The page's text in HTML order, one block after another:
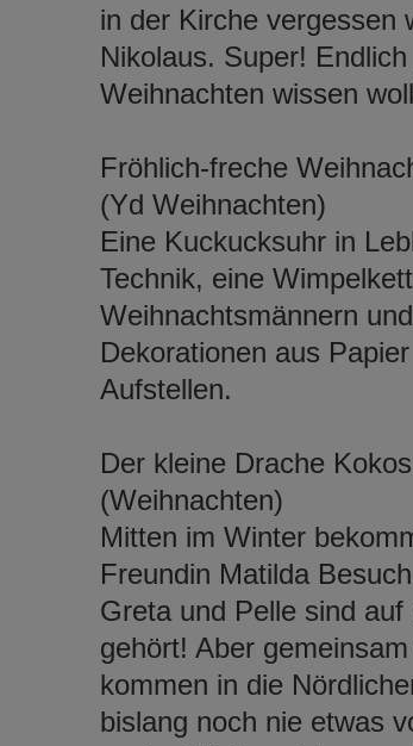
in der Kirche vergessen
Nikolaus. Super!
Weihnachten wissen
Fröhlich-freche
(Yd Weihnachten)
Eine Kuckucksuhr in
Technik, eine
Weihnachtsmännern
Dekorationen aus
Aufstellen.
Der kleine Drache
(Weihnachten)
Mitten im Winter
Freundin Matilda
Greta und Pelle sind
gehört! Aber
kommen in die
bislang noch nie etwas